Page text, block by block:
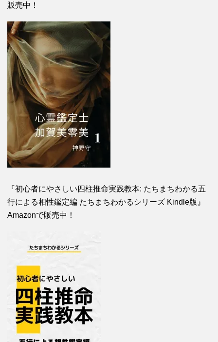
販売中！
『初心者にやさしい四柱推命実践教本: たちまちわかる五
行による相性鑑定編 たちまちわかるシリーズ Kindle版』
Amazonで販売中！